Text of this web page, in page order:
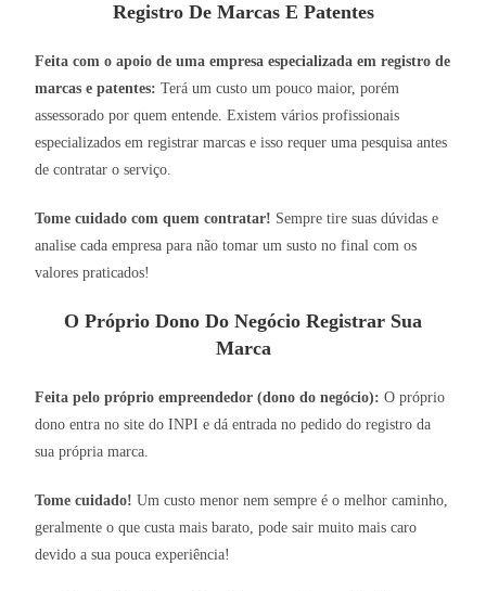
Registro De Marcas E Patentes
Feita com o apoio de uma empresa especializada em registro de
marcas e patentes: Terá um custo um pouco maior, porém
assessorado por quem entende. Existem vários profissionais
especializados em registrar marcas e isso requer uma pesquisa antes
de contratar o serviço.
Tome cuidado com quem contratar! Sempre tire suas dúvidas e
analise cada empresa para não tomar um susto no final com os
valores praticados!
O Próprio Dono Do Negócio Registrar Sua
Marca
Feita pelo próprio empreendedor (dono do negócio): O próprio
dono entra no site do INPI e dá entrada no pedido do registro da
sua própria marca.
Tome cuidado! Um custo menor nem sempre é o melhor caminho,
geralmente o que custa mais barato, pode sair muito mais caro
devido a sua pouca experiência!